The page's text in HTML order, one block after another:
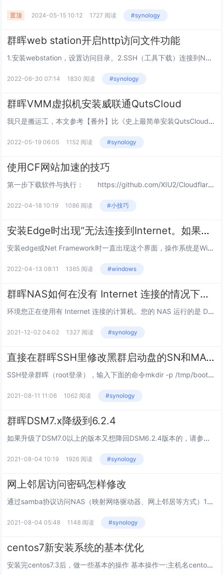
置顶 2024-05-15 10:12 1727 阅读 #synology
群晖web station开启http访问文件功能
1.安装webstation，设置访问目录。2.SSH（工具下载）连接到NAS，并切换为root账户（sudo -i）。3.修改Nginx虚拟主机配置文件在文章末尾添加(注意文章最末尾的 } 前）location ^~ /download...
2022-06-30 07:14 1830 阅读 #synology
群晖VMM虚拟机安装威联通QutsCloud
我只是搬运工，本文参考【番外】比《史上最简单安装QutsCloud的办法》还简单的办法 (jxcn.org)简单用VMM安装QutsCloud1、导入镜像访问威联通下载中心，下载最新的VMDK - Full Disk Image（20220...
2022-05-19 06:05 1152 阅读 #synology
使用CF网站加速的技巧
第一步下载软件与执行： https://github.com/XIU2/CloudflareSpeedTest/releases国内用户建议从蓝奏云下载：https://pan....
2022-04-18 10:19 1086 阅读 #小技巧
安装Edge时出现“无法连接到Internet。如果使用防火墙，请将MicrosoftEdgeUpdate.exe加入允许列表中”
安装edge或Net Framework时一直出现这个界面，操作系统是Windows7如果电脑网络正常，一般就是这个原因：缺少 MicrosoftRootCertificateAuthority2011.cer 证书解决方法：下载并将此证书...
2022-04-13 08:11 1365 阅读 #windows
群晖NAS如何在没有 Internet 连接的情况下手动更新病毒定义？
环境您正在使用有 Internet 连接的计算机。您的 NAS 运行的是 DSM 6.0 或以上版本。您无法在 DSM 5.2 及以下版本上更新 Antivirus Essential 的病毒定义，因为该 DSM 版本上使用的 ClamAV...
2021-12-02 04:02 1327 阅读 #synology
直接在群晖SSH里修改黑群启动盘的SN和MAC方法
SSH登录群晖（root登录），输入下面的命令mkdir -p /tmp/bootcd /devmount -t vfat synoboot1 /tmp/boot/cd /tmp/boot/grubvi grub.cfg此时还是命令模式，按...
2021-08-11 11:06 1062 阅读 #synology
群晖DSM7.x降级到6.2.4
如果升级了DSM7.0以上的版本又想降回DSM6.2.4版本的，请参考下面的操作（如果是7.2想降级到6.2，需要先降级到7.1，再降级到7.0，然后才能降级到6.2.x）在Win系统打开MobaXterm；下载地址 密码：90...
2021-08-04 10:19 1926 阅读 #synology
网上邻居访问密码怎样修改
通过samba协议访问NAS（映射网络驱动器、网上邻居等方式）1、windows10更新后默认用本地账户登录,直接提示密码错误，如何重新弹出登陆框输入用户名和密码打开 设置→帐户→登录选项。关掉“更新或重启后，使用我的登录信息自...
2021-08-04 05:48 1148 阅读 #synology
centos7新安装系统的基本优化
安装完centos7.3后，做一些基本的操作 基本操作一:主机名centos7有一个新的修改主机名的命令hostnamectl# hostnamectl set-hostname --static&n...